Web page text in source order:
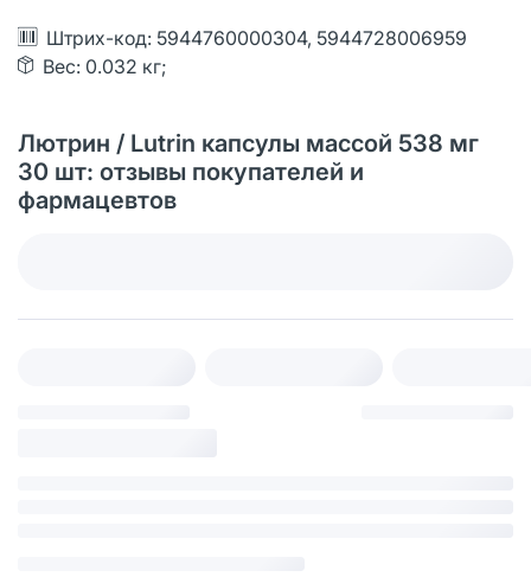
Штрих-код: 5944760000304, 5944728006959
Вес: 0.032 кг;
Лютрин / Lutrin капсулы массой 538 мг
30 шт: отзывы покупателей и
фармацевтов